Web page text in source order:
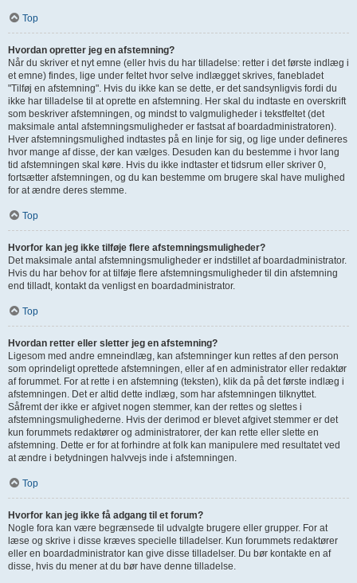
Top
Hvordan opretter jeg en afstemning?
Når du skriver et nyt emne (eller hvis du har tilladelse: retter i det første indlæg i
et emne) findes, lige under feltet hvor selve indlægget skrives, fanebladet
"Tilføj en afstemning". Hvis du ikke kan se dette, er det sandsynligvis fordi du
ikke har tilladelse til at oprette en afstemning. Her skal du indtaste en overskrift
som beskriver afstemningen, og mindst to valgmuligheder i tekstfeltet (det
maksimale antal afstemningsmuligheder er fastsat af boardadministratoren).
Hver afstemningsmulighed indtastes på en linje for sig, og lige under defineres
hvor mange af disse, der kan vælges. Desuden kan du bestemme i hvor lang
tid afstemningen skal køre. Hvis du ikke indtaster et tidsrum eller skriver 0,
fortsætter afstemningen, og du kan bestemme om brugere skal have mulighed
for at ændre deres stemme.
Top
Hvorfor kan jeg ikke tilføje flere afstemningsmuligheder?
Det maksimale antal afstemningsmuligheder er indstillet af boardadministrator.
Hvis du har behov for at tilføje flere afstemningsmuligheder til din afstemning
end tilladt, kontakt da venligst en boardadministrator.
Top
Hvordan retter eller sletter jeg en afstemning?
Ligesom med andre emneindlæg, kan afstemninger kun rettes af den person
som oprindeligt oprettede afstemningen, eller af en administrator eller redaktør
af forummet. For at rette i en afstemning (teksten), klik da på det første indlæg i
afstemningen. Det er altid dette indlæg, som har afstemningen tilknyttet.
Såfremt der ikke er afgivet nogen stemmer, kan der rettes og slettes i
afstemningsmulighederne. Hvis der derimod er blevet afgivet stemmer er det
kun forummets redaktører og administratorer, der kan rette eller slette en
afstemning. Dette er for at forhindre at folk kan manipulere med resultatet ved
at ændre i betydningen halvvejs inde i afstemningen.
Top
Hvorfor kan jeg ikke få adgang til et forum?
Nogle fora kan være begrænsede til udvalgte brugere eller grupper. For at
læse og skrive i disse kræves specielle tilladelser. Kun forummets redaktører
eller en boardadministrator kan give disse tilladelser. Du bør kontakte en af
disse, hvis du mener at du bør have denne tilladelse.